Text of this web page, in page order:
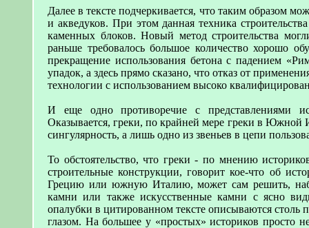
Далее в тексте подчеркивается, что таким образом
и акведуков. При этом данная техника
каменных блоков. Новый метод строительства
раньше требовалось большое количество хорошо
прекращение использования бетона с падением
упадок, а здесь прямо сказано, что отказ от
технологии с использованием высоко
И еще одно противоречие с представлениями
Оказывается, греки, по крайней мере греки в Южной
сингулярность, а лишь одно из звеньев в цепи
То обстоятельство, что греки - по мнению
строительные конструкции, говорит кое-что об
Грецию или южную Италию, может сам решить,
камни или также искусственные камни с ясно
опалубки в цитированном тексте описываются
глазом. На большее у «простых» историков просто